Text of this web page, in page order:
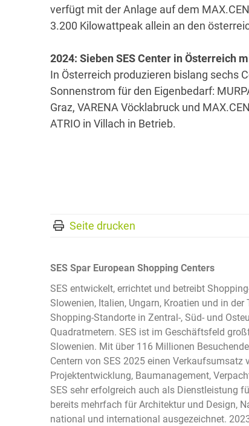
verfügt mit der Anlage auf dem
3.200 Kilowattpeak allein an den
2024: Sieben SES Center in Österreich
In Österreich produzieren bislang sechs
Sonnenstrom für den Eigenbedarf:
Graz, VARENA Vöcklabruck und
ATRIO in Villach in Betrieb.
Seite drucken
SES Spar European Shopping Centers
SES entwickelt, errichtet und betreibt
Slowenien, Italien, Ungarn, Kroatien und in
Shopping-Standorte in Zentral-, Süd- und
Quadratmetern. SES ist im Geschäftsfeld
Slowenien. Mit über 116 Millionen
Centern von SES 2025 einen
Projektentwicklung, Baumanagement,
SES sehr erfolgreich auch als Dienstleistung
bereits mehrfach für Architektur und Design,
national und international ausgezeichnet.